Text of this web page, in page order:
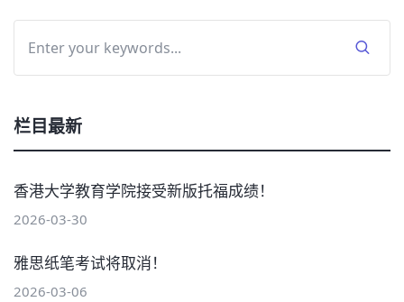
栏目最新
香港大学教育学院接受新版托福成绩！
2026-03-30
雅思纸笔考试将取消！
2026-03-06